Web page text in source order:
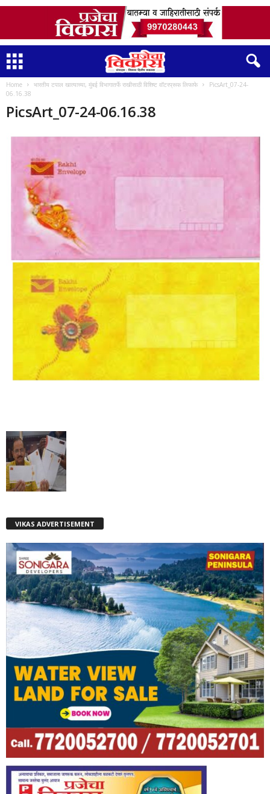
Home भारतीय टपाल खात्याच्या, मुंबई विभागातर्फे राखीसाठी विशिष्ट वॉटरप्रूफ लिफाफे
PicsArt_07-24-
06.16.38
PicsArt_07-24-06.16.38
VIKAS ADVERTISEMENT